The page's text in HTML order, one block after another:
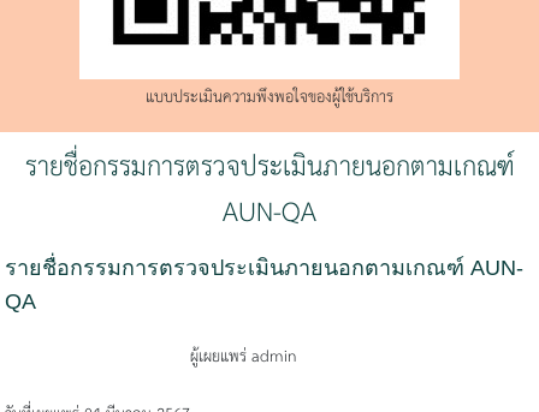
แบบประเมินความพึงพอใจของผู้ใช้บริการ
รายชื่อกรรมการตรวจประเมินภายนอกตามเกณฑ์
AUN-QA
รายชื่อกรรมการตรวจประเมินภายนอกตามเกณฑ์ AUN-
QA
ผู้เผยแพร่ admin